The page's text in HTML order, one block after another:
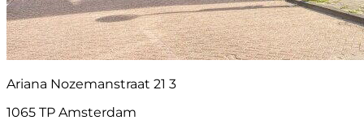
Ariana Nozemanstraat 21 3
1065 TP Amsterdam